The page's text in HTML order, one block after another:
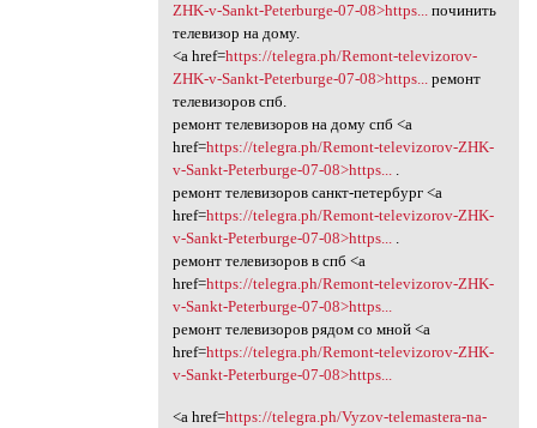
ZHK-v-Sankt-Peterburge-07-08>https...починить
телевизор на дому.
<a href=https://telegra.ph/Remont-televizorov-
ZHK-v-Sankt-Peterburge-07-08>https...ремонт
телевизоров спб.
ремонт телевизоров на дому спб <a
href=https://telegra.ph/Remont-televizorov-ZHK-
v-Sankt-Peterburge-07-08>https....
ремонт телевизоров санкт-петербург <a
href=https://telegra.ph/Remont-televizorov-ZHK-
v-Sankt-Peterburge-07-08>https....
ремонт телевизоров в спб <a
href=https://telegra.ph/Remont-televizorov-ZHK-
v-Sankt-Peterburge-07-08>https...
ремонт телевизоров рядом со мной <a
href=https://telegra.ph/Remont-televizorov-ZHK-
v-Sankt-Peterburge-07-08>https...
<a href=https://telegra.ph/Vyzov-telemastera-na-